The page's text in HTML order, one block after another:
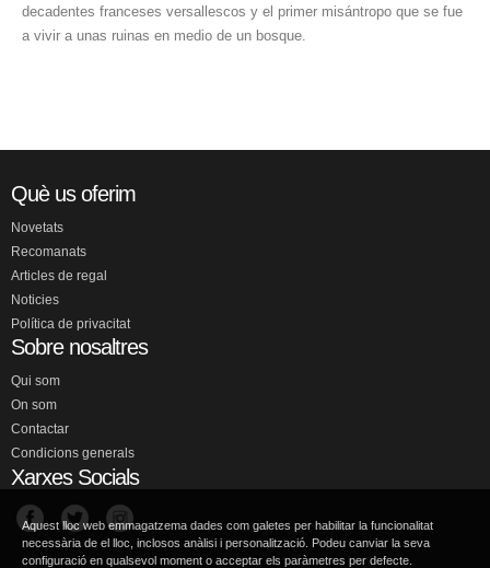
decadentes franceses versallescos y el primer misántropo que se fue
a vivir a unas ruinas en medio de un bosque.
Què us oferim
Novetats
Recomanats
Articles de regal
Noticies
Política de privacitat
Sobre nosaltres
Qui som
On som
Contactar
Condicions generals
Xarxes Socials
Aquest lloc web emmagatzema dades com galetes per habilitar la funcionalitat
necessària de el lloc, inclosos anàlisi i personalització. Podeu canviar la seva
configuració en qualsevol moment o acceptar els paràmetres per defecte.